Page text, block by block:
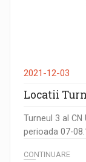
2021-12-03
Locatii
Turneul 3 al
perioada 07-
CONTINUARE